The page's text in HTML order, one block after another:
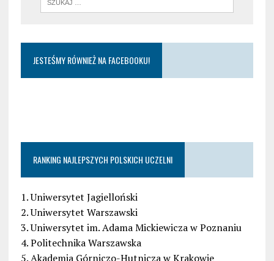
JESTEŚMY RÓWNIEŻ NA FACEBOOKU!
RANKING NAJLEPSZYCH POLSKICH UCZELNI
1. Uniwersytet Jagielloński
2. Uniwersytet Warszawski
3. Uniwersytet im. Adama Mickiewicza w Poznaniu
4. Politechnika Warszawska
5. Akademia Górniczo-Hutnicza w Krakowie